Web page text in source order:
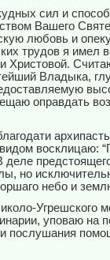
сил и
Вашего
любовь и
трудов я имел
Христовой.
Владыка,
оправдать
восклицаю:
деле
но
небо и
Угрешского
уповаю на
послушания